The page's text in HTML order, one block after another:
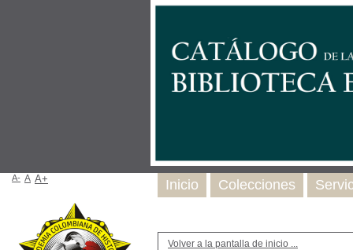
Volver a la pantalla de inicio ...
Inicio Colecciones
A- A A+